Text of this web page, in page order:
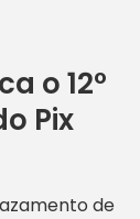
o 12º
Pix
de